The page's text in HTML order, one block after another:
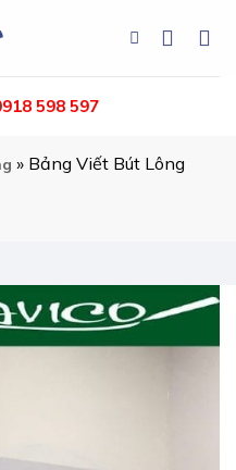
598 597
» Bảng Viết Bút Lông